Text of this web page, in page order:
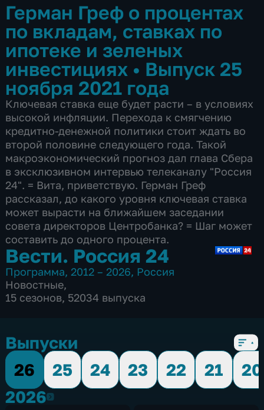
Герман Греф о процентах
по вкладам, ставках по
ипотеке и зеленых
инвестициях • Выпуск 25
ноября 2021 года
Ключевая ставка еще будет расти – в условиях
высокой инфляции. Перехода к смягчению
кредитно-денежной политики стоит ждать во
второй половине следующего года. Такой
макроэкономический прогноз дал глава Сбера
в эксклюзивном интервью телеканалу "Россия
24". = Вита, приветствую. Герман Греф
рассказал, до какого уровня ключевая ставка
может вырасти на ближайшем заседании
совета директоров Центробанка? = Шаг может
составить до одного процента.
Вести. Россия 24
Программа, 2012 – 2026, Россия
Новостные,
15 сезонов, 52034 выпуска
Выпуски
26
25 24 23 22 21
20
20262026